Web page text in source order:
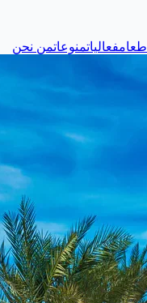
طعامفعالياتمنوعاتمن نحن